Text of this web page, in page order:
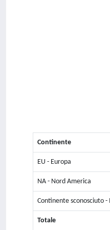
Continente
EU - Europa
NA - Nord America
Continente sconosciuto
Totale